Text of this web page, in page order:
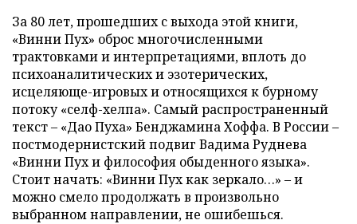
За 80 лет, прошедших с выхода этой книги,
«Винни Пух» оброс многочисленными
трактовками и интерпретациями, вплоть до
психоаналитических и эзотерических,
исцеляюще-игровых и относящихся к бурному
потоку «селф-хелпа». Самый распространенный
текст – «Дао Пуха» Бенджамина Хоффа. В России –
постмодернистский подвиг Вадима Руднева
«Винни Пух и философия обыденного языка».
Стоит начать: «Винни Пух как зеркало…» – и
можно смело продолжать в произвольно
выбранном направлении, не ошибешься.